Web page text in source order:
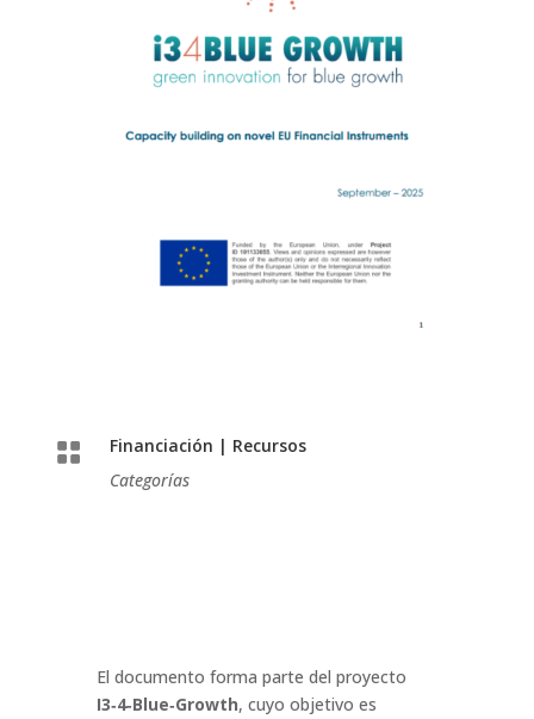
 Financiación | Recursos
Categorías
El documento forma parte del proyecto
I3‑4‑Blue‑Growth, cuyo objetivo es